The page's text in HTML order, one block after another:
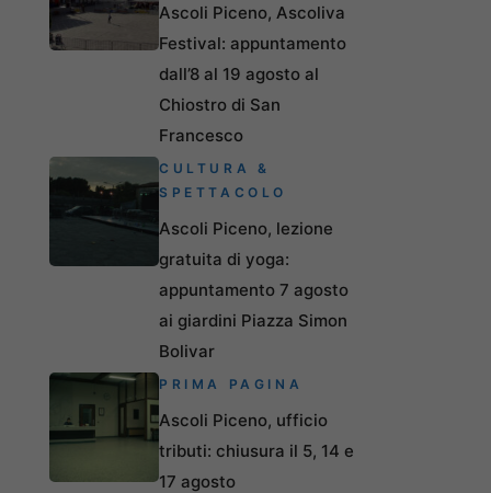
Ascoli Piceno, Ascoliva
Festival: appuntamento
dall’8 al 19 agosto al
Chiostro di San
Francesco
CULTURA &
SPETTACOLO
Ascoli Piceno, lezione
gratuita di yoga:
appuntamento 7 agosto
ai giardini Piazza Simon
Bolivar
PRIMA PAGINA
Ascoli Piceno, ufficio
tributi: chiusura il 5, 14 e
17 agosto